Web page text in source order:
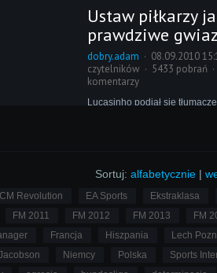
Ustaw piłkarzy
prawdziwe
dobry.adam
08.09.2010
czytelników
5433 pobrań
komentarzy
Lucasinho podjął się
Sortuj: alfabetycznie |
CM Revolution EA Sports
Ekstraklasa
FM 2011 FM 2012 FM 2013
FM
Francja Hiszpania
Lech
Niemcy Polska
Sports